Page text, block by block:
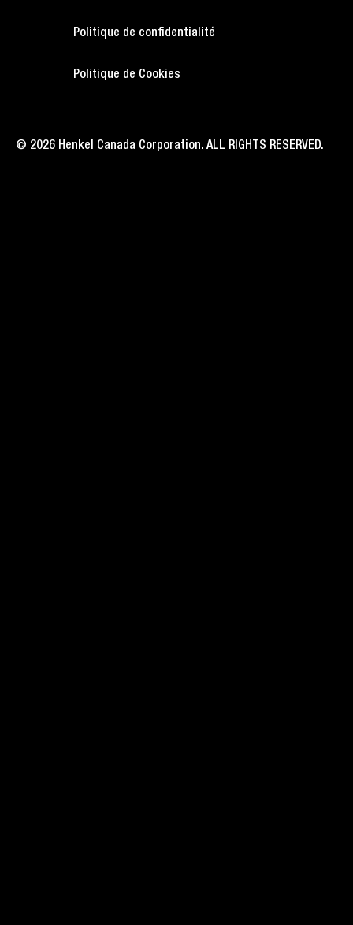
Politique de confidentialité
Politique de Cookies
© 2026 Henkel Canada Corporation. ALL RIGHTS RESERVED.